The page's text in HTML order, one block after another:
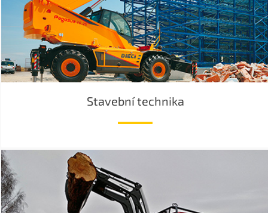
Stavební technika